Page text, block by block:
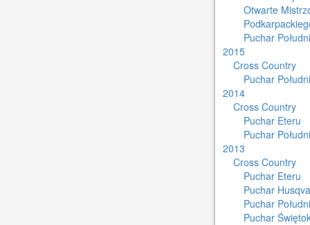
Otwarte
Puchar
2015
Cross Country
Puchar
2014
Cross Country
Puchar Eteru
Puchar
2013
Cross Country
Puchar Eteru
Puchar
Puchar
Puchar